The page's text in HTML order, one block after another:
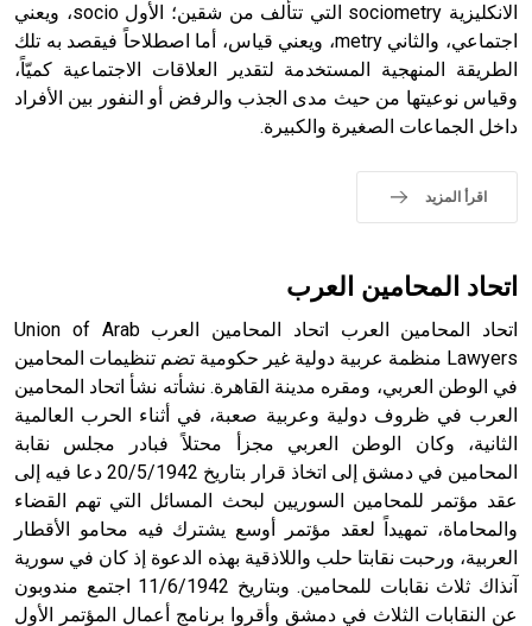
- هل تعلم أن أبجر Abgar اسم معروف جيداً يعود إلى عدد من
الملوك الذين حكموا مدينة إديسا (الرها) من أبجر الأول وحتى
التاسع، وهم ينتسبون إلى أسرة أوسروين
حيث تقتصر القيمة الصوتية للعلامة الك
الانكليزية sociometry التي تتألف من شقين؛ الأول socio، ويعني
اجتماعي، والثاني metry، ويعني قياس، أما اصطلاحاً فيقصد به تلك
الطريقة المنهجية المستخدمة لتقدير العلاقات الاجتماعية كميّاً،
وقياس نوعيتها من حيث مدى الجذب والرفض أو النفور بين الأفراد
داخل الجماعات الصغيرة والكبيرة.
اقرأ المزيد
اتحاد المحامين العرب
اتحاد المحامين العرب اتحاد المحامين العرب Union of Arab
Lawyers منظمة عربية دولية غير حكومية تضم تنظيمات المحامين
في الوطن العربي، ومقره مدينة القاهرة. نشأته نشأ اتحاد المحامين
العرب في ظروف دولية وعربية صعبة، في أثناء الحرب العالمية
الثانية، وكان الوطن العربي مجزأ محتلاً فبادر مجلس نقابة
المحامين في دمشق إلى اتخاذ قرار بتاريخ 20/5/1942 دعا فيه إلى
عقد مؤتمر للمحامين السوريين لبحث المسائل التي تهم القضاء
والمحاماة، تمهيداً لعقد مؤتمر أوسع يشترك فيه محامو الأقطار
العربية، ورحبت نقابتا حلب واللاذقية بهذه الدعوة إذ كان في سورية
آنذاك ثلاث نقابات للمحامين. وبتاريخ 11/6/1942 اجتمع مندوبون
عن النقابات الثلاث في دمشق وأقروا برنامج أعمال المؤتمر الأول